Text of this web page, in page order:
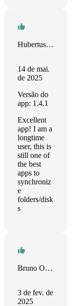
Hubertus Irth
14 de mai.
de 2025
Versão do
app: 1.4.1
Excellent
app! I am a
longtime
user, this is
still one of
the best
apps to
synchroniz
e
folders/disk
s
Bruno Orsini
3 de fev. de
2025